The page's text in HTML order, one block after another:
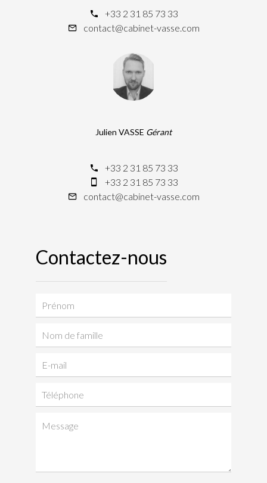
+33 2 31 85 73 33
contact@cabinet-vasse.com
Julien VASSE Gérant
+33 2 31 85 73 33
+33 2 31 85 73 33
contact@cabinet-vasse.com
Contactez-nous